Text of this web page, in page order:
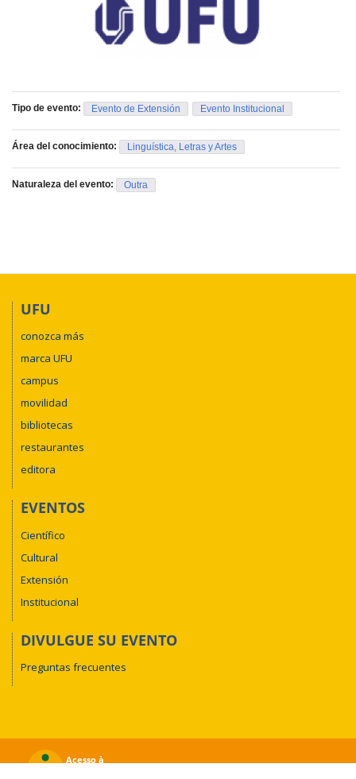
Tipo de evento: Evento de Extensión Evento Institucional
Área del conocimiento: Linguística, Letras y Artes
Naturaleza del evento: Outra
UFU
conozca más
marca UFU
campus
movilidad
bibliotecas
restaurantes
editora
EVENTOS
Científico
Cultural
Extensión
Institucional
DIVULGUE SU EVENTO
Preguntas frecuentes